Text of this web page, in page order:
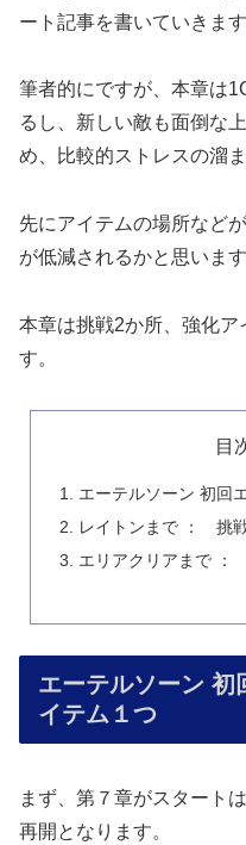
ート記事を書いていきます
筆者的にですが、本章は
るし、新しい敵も面倒な
め、比較的ストレスの溜
先にアイテムの場所など
が低減されるかと思いま
本章は挑戦2か所、強化ア
す。
目
エーテルソーン 初回
レイトンまで ： 挑
エリアクリアまで ：
エーテルソーン 初
イテム１つ
まず、第７章がスタート
再開となります。